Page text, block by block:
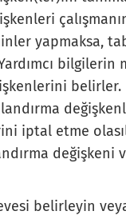
yapmaksa,
iptal etme
değişkeni
belirleyin